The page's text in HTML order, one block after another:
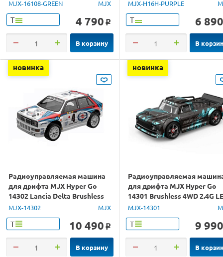
MJX-16108-GREEN MJX
Т 4 790 o
В корзину
MJX-H16H-PURPLE
Т 6 890
В
новинка
Радиоуправляемая машина
для дрифта MJX Hyper Go
14302 Lancia Delta Brushless
4WD 2.4G LED 1/14 RTR
MJX-14302 MJX
Т 10 490 o
В корзину
новинка
Радиоуправляемая
для дрифта MJX Hyper Go
14301 Brushless 4WD 2.4G
1/14 RTR
MJX-14301
Т 9 990
В